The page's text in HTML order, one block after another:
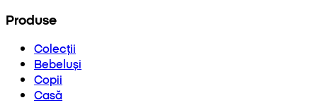
Produse
Colecții
Bebeluși
Copii
Casă